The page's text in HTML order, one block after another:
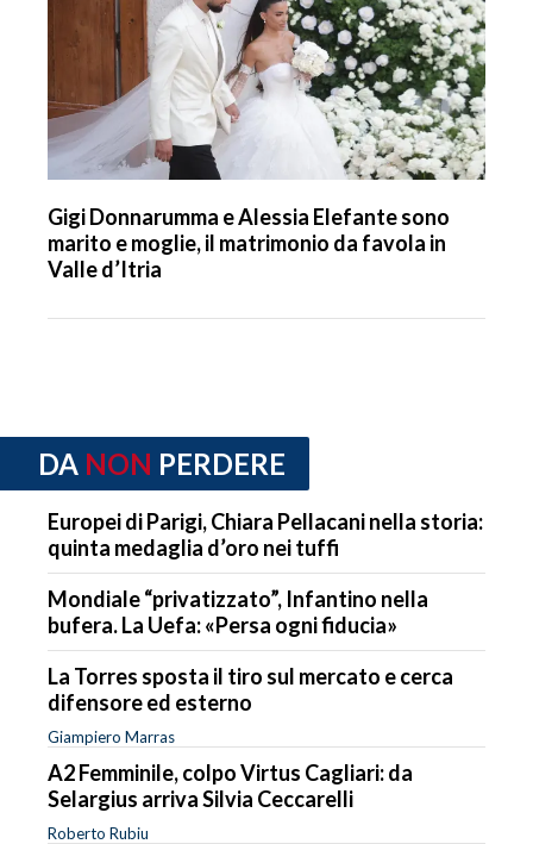
Gigi Donnarumma e Alessia Elefante sono
marito e moglie, il matrimonio da favola in
Valle d’Itria
DA NON PERDERE
Europei di Parigi, Chiara Pellacani nella storia:
quinta medaglia d’oro nei tuffi
Mondiale “privatizzato”, Infantino nella
bufera. La Uefa: «Persa ogni fiducia»
La Torres sposta il tiro sul mercato e cerca
difensore ed esterno
Giampiero Marras
A2 Femminile, colpo Virtus Cagliari: da
Selargius arriva Silvia Ceccarelli
Roberto Rubiu